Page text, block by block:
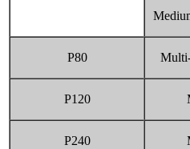
P80
P120
P240